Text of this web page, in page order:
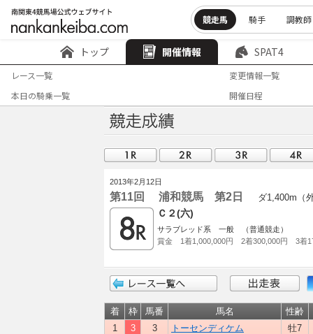
競走馬 騎手 調教師
トップ 開催情報 SPAT4
レース一覧
変更情報一覧
本日の騎乗一覧
開催日程
2013年2月12日
第11回 浦和競馬 第2日 ダ1,400m（
Ｃ２(六)
サラブレッド系 一般 （普通競走）
賞金 1着1,000,000円 2着300,000円 3着
着 枠 馬番 馬名
性齢
1
3 3 トーセンディケム
牡7